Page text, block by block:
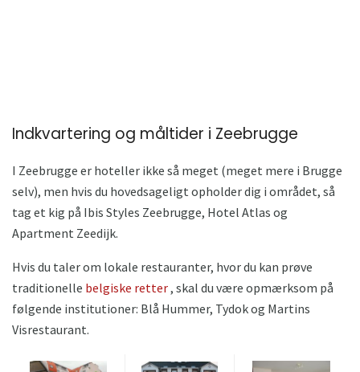
Indkvartering og måltider i Zeebrugge
I Zeebrugge er hoteller ikke så meget (meget mere i Brugge
selv), men hvis du hovedsageligt opholder dig i området, så
tag et kig på Ibis Styles Zeebrugge, Hotel Atlas og
Apartment Zeedijk.
Hvis du taler om lokale restauranter, hvor du kan prøve
traditionelle belgiske retter, skal du være opmærksom på
følgende institutioner: Blå Hummer, Tydok og Martins
Visrestaurant.